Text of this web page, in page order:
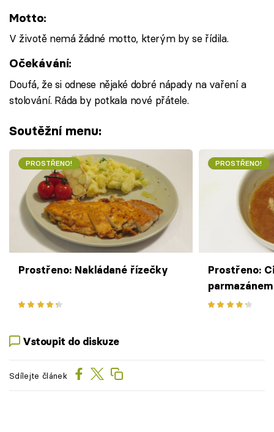
Motto:
V životě nemá žádné motto, kterým by se řídila.
Očekávání:
Doufá, že si odnese nějaké dobré nápady na vaření a
stolování. Ráda by potkala nové přátele.
Soutěžní menu:
PROSTŘENO!
Prostřeno: Nakládané řízečky
PROSTŘENO!
Prostřeno:
parmazánem
Vstoupit do diskuze
Sdílejte článek